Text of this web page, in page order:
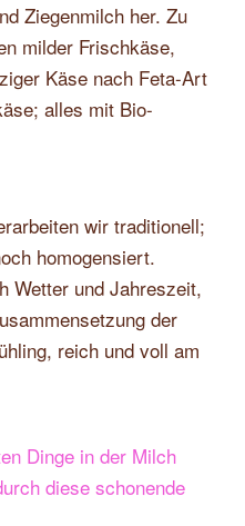
Ziegenmilch her. Zu
milder Frischkäse,
Käse nach Feta-Art
alles mit Bio-
wir traditionell;
homogensiert.
Wetter und Jahreszeit,
der
reich und voll am
Dinge in der Milch
diese schonende